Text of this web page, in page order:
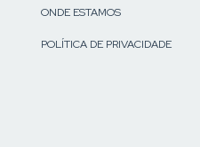
ONDE ESTAMOS
POLÍTICA DE PRIVACIDADE